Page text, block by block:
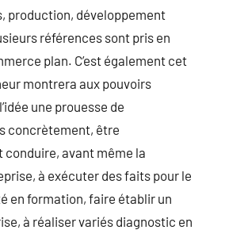
production, développement
références sont pris en
plan. C’est également cet
montrera aux pouvoirs
une prouesse de
concrètement, être
avant même la
à exécuter des faits pour le
en formation, faire établir un
à réaliser variés diagnostic en